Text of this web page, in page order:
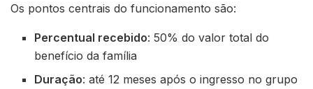
Os pontos centrais do funcionamento são:
Percentual recebido: 50% do valor total do
benefício da família
Duração: até 12 meses após o ingresso no grupo